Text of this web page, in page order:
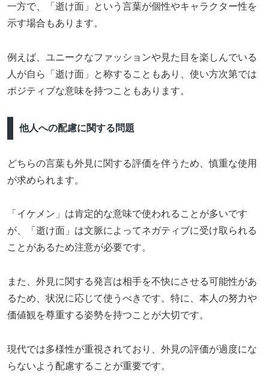
一方で、「逝け面」という言葉が個性やキャラクター性を
示す場合もあります。
例えば、ユニークなファッションや見た目を楽しんでいる
人が自ら「逝け面」と称することもあり、使い方次第では
ポジティブな意味を持つこともあります。
他人への配慮に関する問題
どちらの言葉も外見に関する評価を伴うため、慎重な使用
が求められます。
「イケメン」は肯定的な意味で使われることが多いです
が、「逝け面」は文脈によってネガティブに受け取られる
ことがあるため注意が必要です。
また、外見に関する発言は相手を不快にさせる可能性があ
るため、状況に応じて使うべきです。特に、本人の努力や
価値観を尊重する姿勢を持つことが大切です。
現代では多様性が重視されており、外見の評価が過度にな
らないよう配慮することが重要です。